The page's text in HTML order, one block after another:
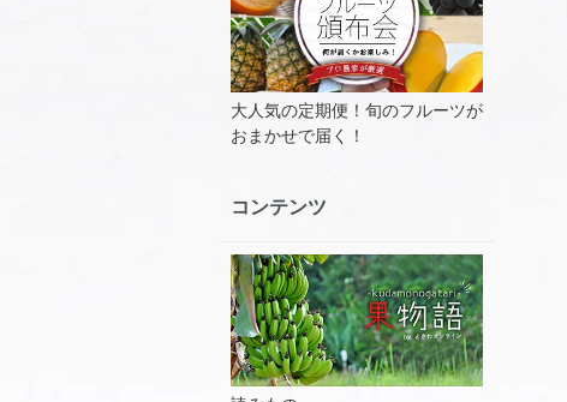
大人気の定期便！旬のフルーツが
おまかせで届く！
コンテンツ